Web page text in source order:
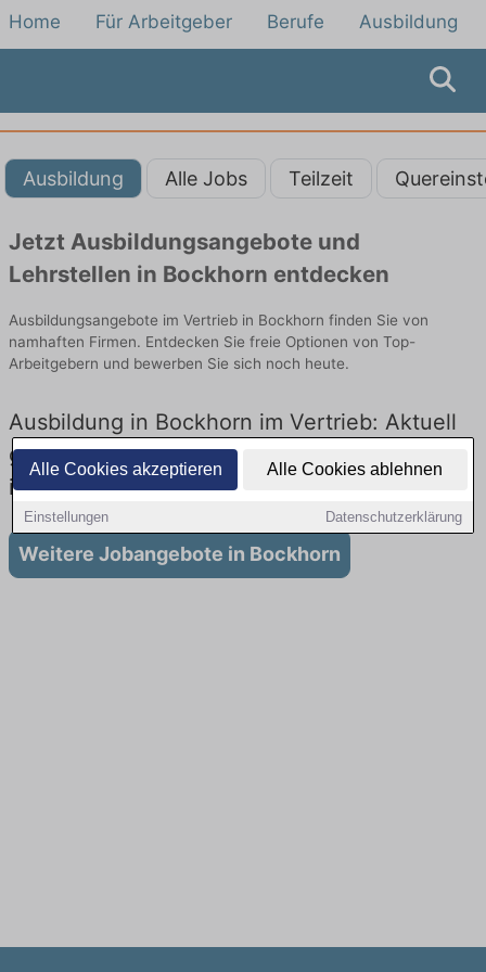
Alle Cookies akzeptieren Alle Cookies ablehnen
Einstellungen Datenschutzerklärung
Home Für Arbeitgeber Berufe Ausbildung
Ausbildung Alle Jobs Teilzeit
Jetzt Ausbildungsangebote und
Lehrstellen in Bockhorn entdecken
Ausbildungsangebote im Vertrieb in Bockhorn finden Sie von
namhaften Firmen. Entdecken Sie freie Optionen von Top-
Arbeitgebern und bewerben Sie sich noch heute.
Ausbildung in Bockhorn im Vertrieb: Aktuell
gibt es keine Stellenangebote für Ausbildung
in Bockhorn
Weitere Jobangebote in Bockhorn